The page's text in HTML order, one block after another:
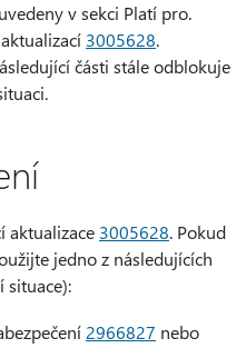
v sekci Platí pro.
3005628.
části stále odblokuje
aktualizace 3005628. Pokud
jedno z následujících
situace):
2966827 nebo